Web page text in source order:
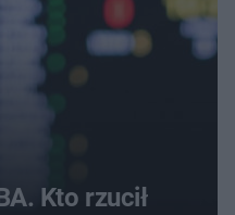
Kto rzucił